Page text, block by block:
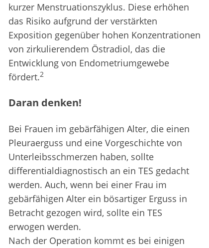
kurzer Menstruationszyklus. Diese erhöhen
das Risiko aufgrund der verstärkten
Exposition gegenüber hohen Konzentrationen
von zirkulierendem Östradiol, das die
Entwicklung von Endometriumgewebe
fördert.2
Daran denken!
Bei Frauen im gebärfähigen Alter, die einen
Pleuraerguss und eine Vorgeschichte von
Unterleibsschmerzen haben, sollte
differentialdiagnostisch an ein TES gedacht
werden. Auch, wenn bei einer Frau im
gebärfähigen Alter ein bösartiger Erguss in
Betracht gezogen wird, sollte ein TES
erwogen werden.
Nach der Operation kommt es bei einigen